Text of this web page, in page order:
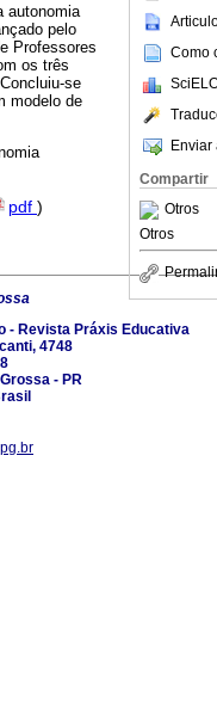
Como
Enviar
Compartir
Otros
Otros
autonomia
pelo
Professores
os três
se
modelo de
pdf )
- Revista Práxis Educativa
4748
- PR